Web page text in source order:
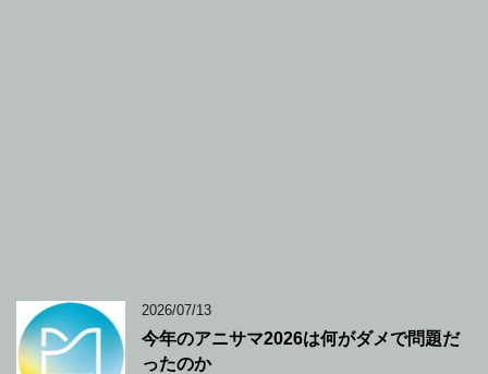
2026/07/13
今年のアニサマ2026は何がダメで問題だ
ったのか